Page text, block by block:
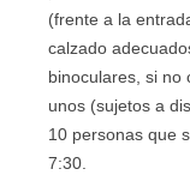
(frente a la
calzado
binoculares, si no
unos (sujetos a
10 personas que
7:30.